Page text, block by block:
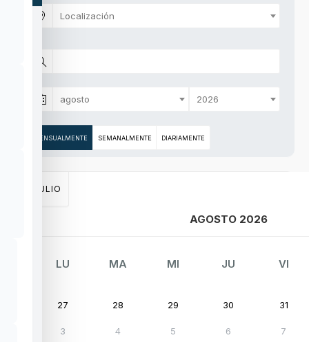
Localización
agosto 2026
MENSUALMENTE SEMANALMENTE DIARIAMENTE
JULIO
AGOSTO 2026
LU MA MI JU VI
27 28 29 30 31
3 4 5 6 7